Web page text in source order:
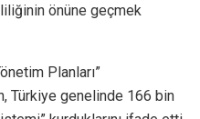
önüne geçmek
Planları”
Türkiye genelinde 166 bin